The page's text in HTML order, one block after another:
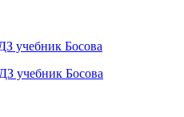
учебник Босова
учебник Босова